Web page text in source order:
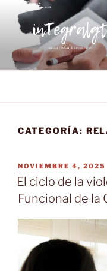
contenido
Salud física y
CATEGORÍA:
PUBLICADO
EL
NOVIEMBRE 4, 2025
El ciclo de la
Funcional de la